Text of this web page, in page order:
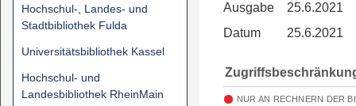
Hochschul-, Landes- und
Stadtbibliothek Fulda
Universitätsbibliothek Kassel
Hochschul- und
Landesbibliothek RheinMain
Ausgabe
25.6.2021
Datum
25.6.2021
NUR AN RECHNERN DER